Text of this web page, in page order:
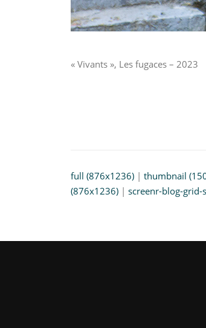
« Vivants », Les fugaces – 2023
full (876x1236) | thumbnail
(876x1236) | screenr-blog-grid-